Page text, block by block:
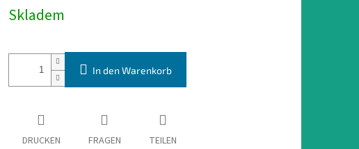
Skladem
In den Warenkorb
DRUCKEN FRAGEN TEILEN